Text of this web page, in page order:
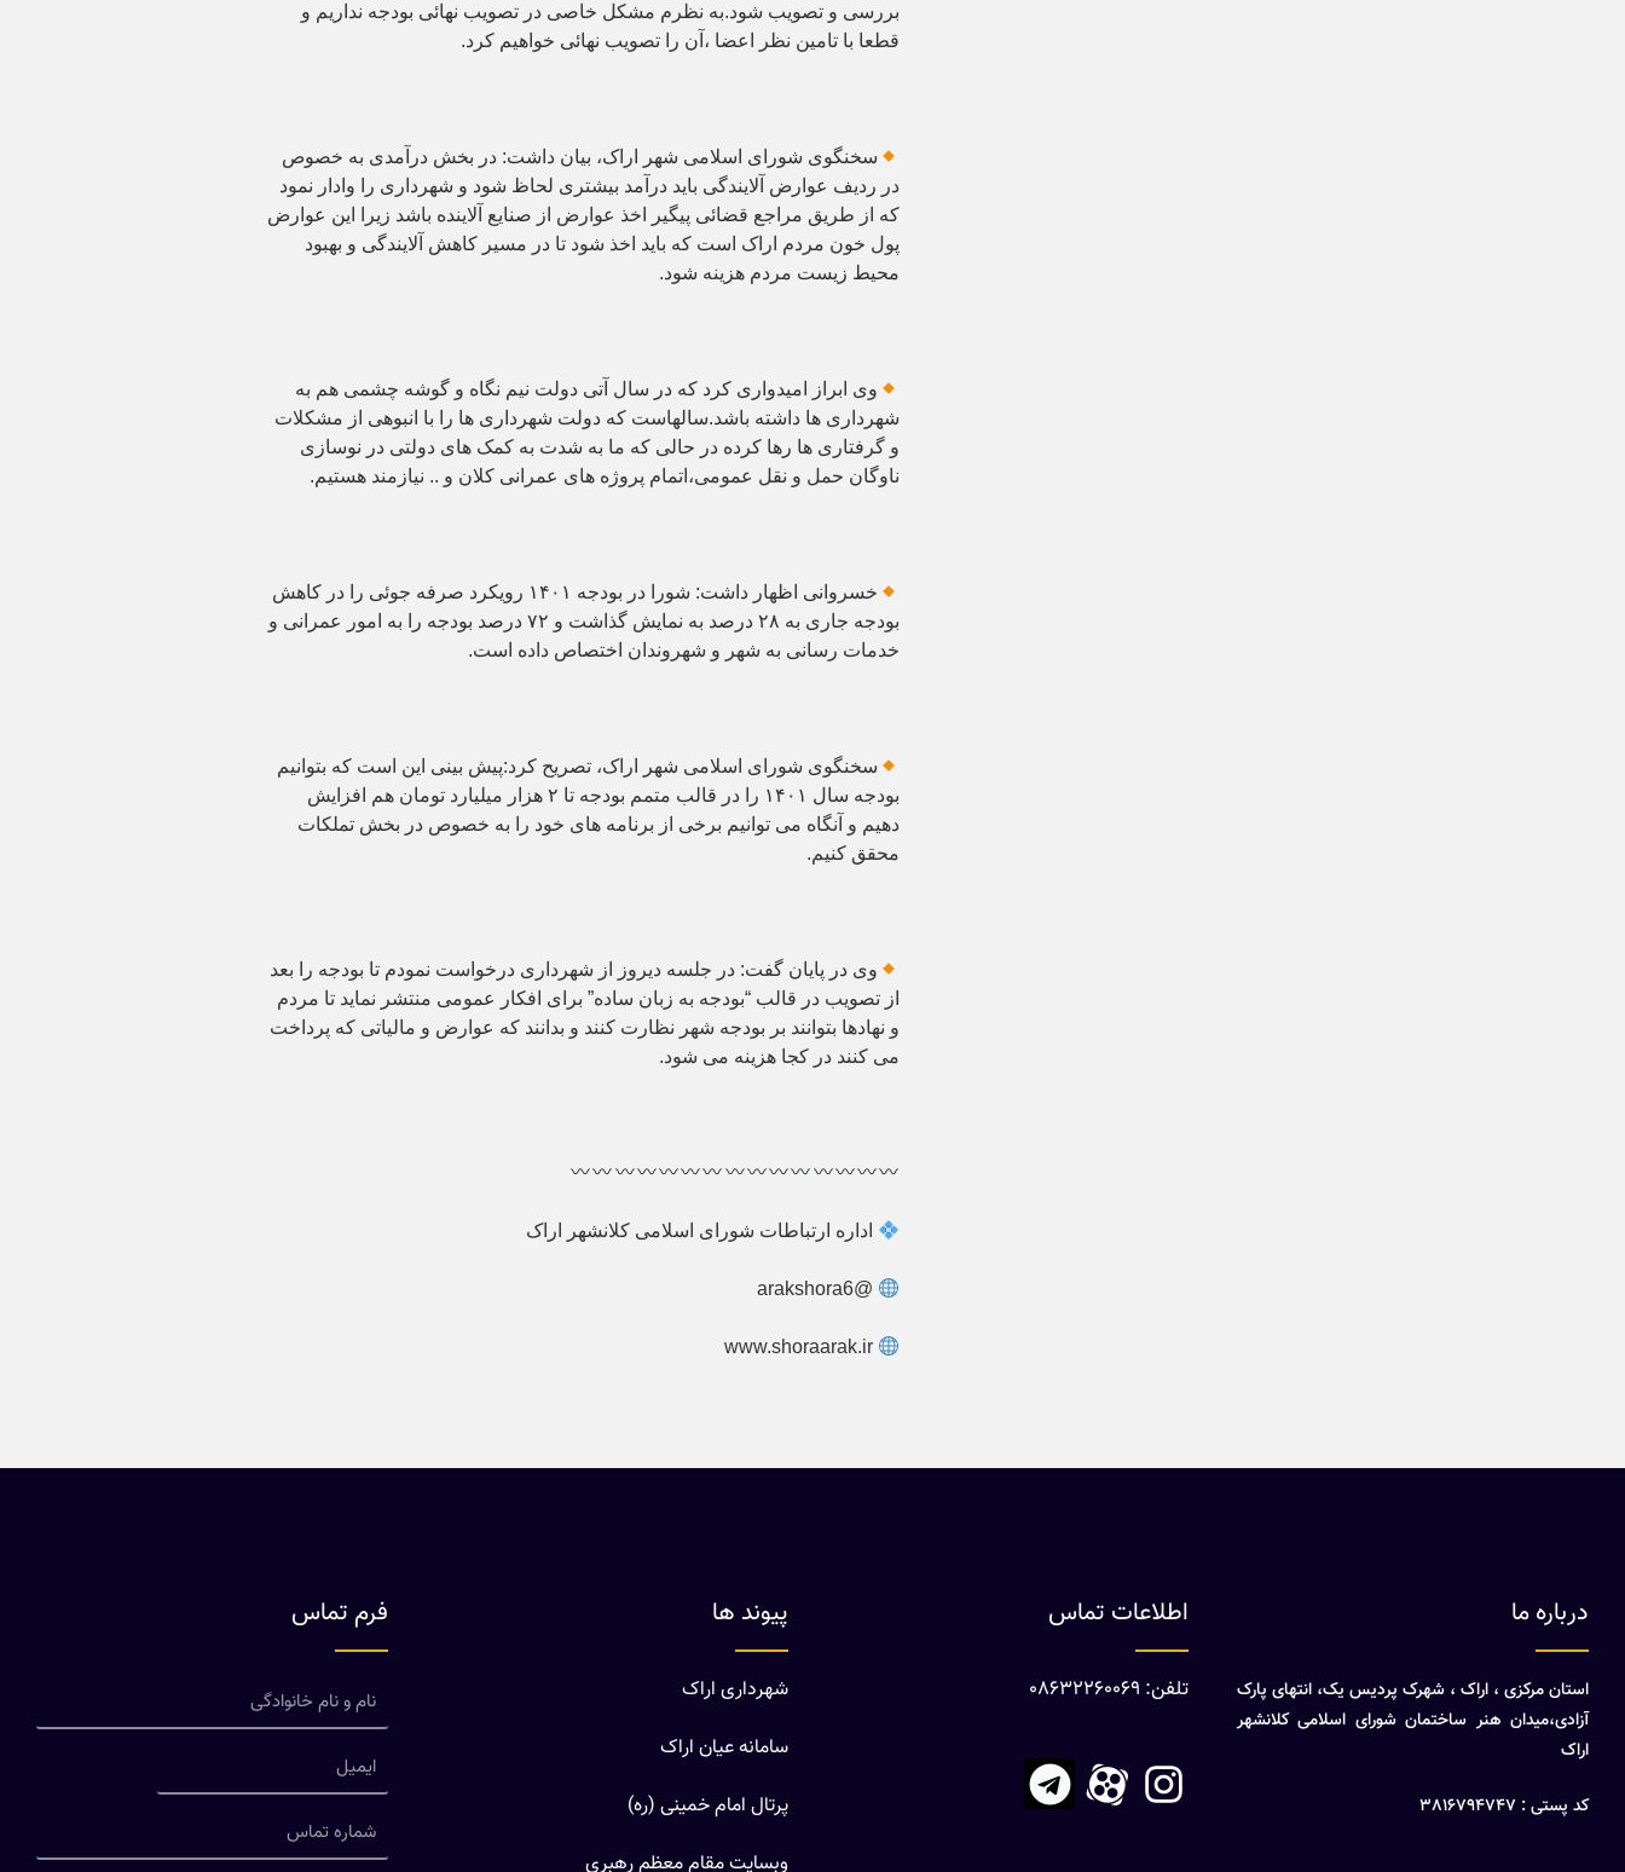
بررسی و تصویب شود.به نظرم مشکل خاصی در تصویب نهائی بودجه نداریم و
قطعا با تامین نظر اعضا ،آن را تصویب نهائی خواهیم کرد.
سخنگوی شورای اسلامی شهر اراک، بیان داشت: در بخش درآمدی به خصوص
در ردیف عوارض آلایندگی باید درآمد بیشتری لحاظ شود و شهرداری را وادار نمود
که از طریق مراجع قضائی پیگیر اخذ عوارض از صنایع آلاینده باشد زیرا این عوارض
پول خون مردم اراک است که باید اخذ شود تا در مسیر کاهش آلایندگی و بهبود
محیط زیست مردم هزینه شود.
وی ابراز امیدواری کرد که در سال آتی دولت نیم نگاه و گوشه چشمی هم به
شهرداری ها داشته باشد.سالهاست که دولت شهرداری ها را با انبوهی از مشکلات
و گرفتاری ها رها کرده در حالی که ما به شدت به کمک های دولتی در نوسازی
ناوگان حمل و نقل عمومی،اتمام پروژه های عمرانی کلان و .. نیازمند هستیم.
خسروانی اظهار داشت: شورا در بودجه ۱۴۰۱ رویکرد صرفه جوئی را در کاهش
بودجه جاری به ۲۸ درصد به نمایش گذاشت و ۷۲ درصد بودجه را به امور عمرانی و
خدمات رسانی به شهر و شهروندان اختصاص داده است.
سخنگوی شورای اسلامی شهر اراک، تصریح کرد:پیش بینی این است که بتوانیم
بودجه سال ۱۴۰۱ را در قالب متمم بودجه تا ۲ هزار میلیارد تومان هم افزایش
دهیم و آنگاه می توانیم برخی از برنامه های خود را به خصوص در بخش تملکات
محقق کنیم.
وی در پایان گفت: در جلسه دیروز از شهرداری درخواست نمودم تا بودجه را بعد
از تصویب در قالب “بودجه به زبان ساده” برای افکار عمومی منتشر نماید تا مردم
و نهادها بتوانند بر بودجه شهر نظارت کنند و بدانند که عوارض و مالیاتی که پرداخت
می کنند در کجا هزینه می شود.
اداره ارتباطات شورای اسلامی کلانشهر اراک
@arakshora6
درباره ما
استان مرکزی ، اراک ، شهرک پردیس یک، انتهای پارک
آزادی،میدان هنر ساختمان شورای اسلامی کلانشهر
اراک
کد پستی : 3816794747
اطلاعات تماس
تلفن: 08632260069
پیوند ها
شهرداری اراک
سامانه عیان اراک
پرتال امام خمینی (ره)
وبسایت مقام معظم رهبری
فرم تماس